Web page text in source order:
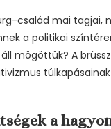
család mai tagjai,
a politikai
mögöttük? A
a